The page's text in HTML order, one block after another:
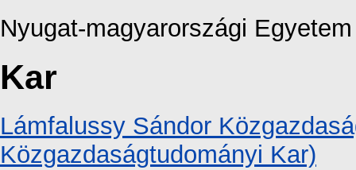
Nyugat-magyarországi Egyetem
Kar
Lámfalussy Sándor
Közgazdaságtudományi Kar)